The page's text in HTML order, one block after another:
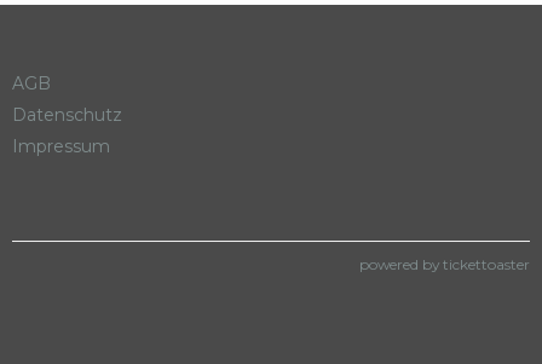
AGB
Datenschutz
Impressum
powered by tickettoaster